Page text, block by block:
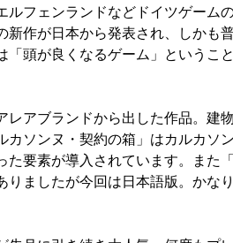
ルフェンランドなどドイツゲーム
新作が日本から発表され、しかも
「頭が良くなるゲーム」というこ
レアブランドから出した作品。建
カソンヌ・契約の箱」はカルカソ
た要素が導入されています。また
りましたが今回は日本語版。かな